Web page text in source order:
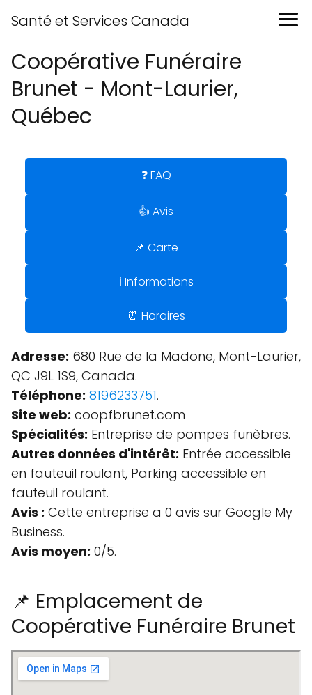
Santé et Services Canada
Coopérative Funéraire
Brunet - Mont-Laurier,
Québec
❓ FAQ
👍 Avis
📌 Carte
ℹ️ Informations
⏰ Horaires
Adresse: 680 Rue de la Madone, Mont-Laurier,
QC J9L 1S9, Canada.
Téléphone: 8196233751.
Site web: coopfbrunet.com
Spécialités: Entreprise de pompes funèbres.
Autres données d'intérêt: Entrée accessible
en fauteuil roulant, Parking accessible en
fauteuil roulant.
Avis : Cette entreprise a 0 avis sur Google My
Business.
Avis moyen: 0/5.
📌 Emplacement de
Coopérative Funéraire Brunet